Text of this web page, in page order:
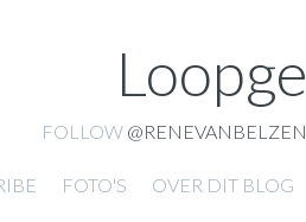
FOLLOW
FOTO'S OVER DIT BLOG